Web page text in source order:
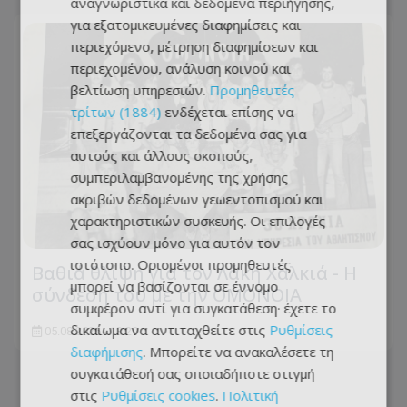
Βαθιά θλίψη για τον Λάκη Χαλκιά - Η
σύνδεση του με την ΟΜΟΝΟΙΑ
05.08.2026 - 13:29
για εξατομικευμένες διαφημίσεις και
περιεχόμενο, μέτρηση διαφημίσεων και
περιεχομένου, ανάλυση κοινού και
βελτίωση υπηρεσιών. Προμηθευτές
τρίτων (1884) ενδέχεται επίσης να
επεξεργάζονται τα δεδομένα σας για
αυτούς και άλλους σκοπούς,
συμπεριλαμβανομένης της χρήσης
ακριβών δεδομένων γεωεντοπισμού και
χαρακτηριστικών συσκευής. Οι επιλογές
σας ισχύουν μόνο για αυτόν τον
ιστότοπο. Ορισμένοι προμηθευτές
μπορεί να βασίζονται σε έννομο
συμφέρον αντί για συγκατάθεση· έχετε το
δικαίωμα να αντιταχθείτε στις Ρυθμίσεις
διαφήμισης. Μπορείτε να ανακαλέσετε τη
συγκατάθεσή σας οποιαδήποτε στιγμή
στις Ρυθμίσεις cookies. Πολιτική